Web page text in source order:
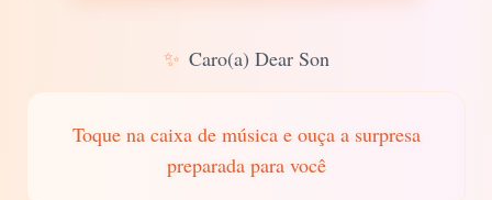
✨ Caro(a) Dear Son
Toque na caixa de música e ouça a surpresa
preparada para você